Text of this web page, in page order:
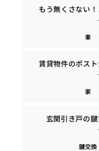
もう無くさない
車
賃貸物件のポス
家
玄関引き戸の
鍵交換